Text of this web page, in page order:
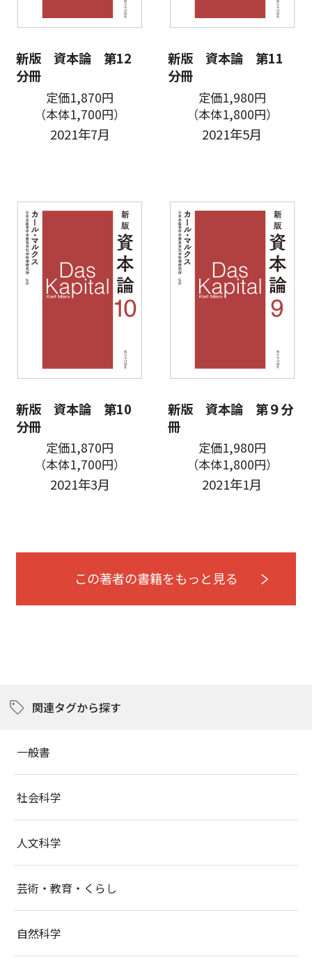
新版 資本論 第12
分冊
定価1,870円
（本体1,700円）
2021年7月
新版 資本論 第11
分冊
定価1,980円
（本体1,800円）
2021年5月
新版 資本論 第10
分冊
定価1,870円
（本体1,700円）
2021年3月
新版 資本論 第９分
冊
定価1,980円
（本体1,800円）
2021年1月
この著者の書籍をもっと見る
関連タグから探す
一般書
社会科学
人文科学
芸術・教育・くらし
自然科学